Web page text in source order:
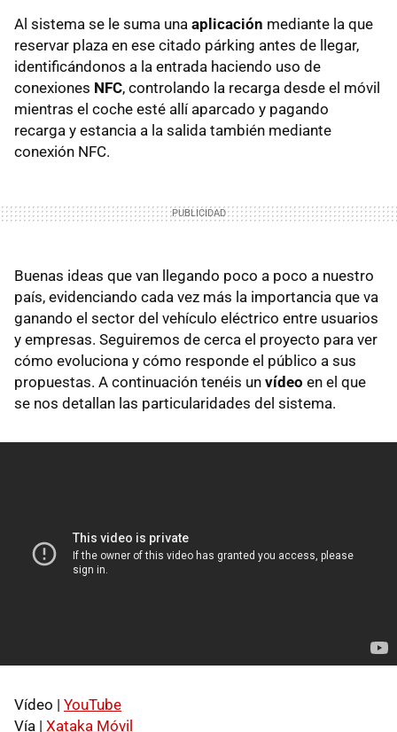
Al sistema se le suma una aplicación mediante la que
reservar plaza en ese citado párking antes de llegar,
identificándonos a la entrada haciendo uso de
conexiones NFC, controlando la recarga desde el móvil
mientras el coche esté allí aparcado y pagando
recarga y estancia a la salida también mediante
conexión NFC.
Buenas ideas que van llegando poco a poco a nuestro
país, evidenciando cada vez más la importancia que va
ganando el sector del vehículo eléctrico entre usuarios
y empresas. Seguiremos de cerca el proyecto para ver
cómo evoluciona y cómo responde el público a sus
propuestas. A continuación tenéis un vídeo en el que
se nos detallan las particularidades del sistema.
Vídeo | YouTube
Vía | Xataka Móvil